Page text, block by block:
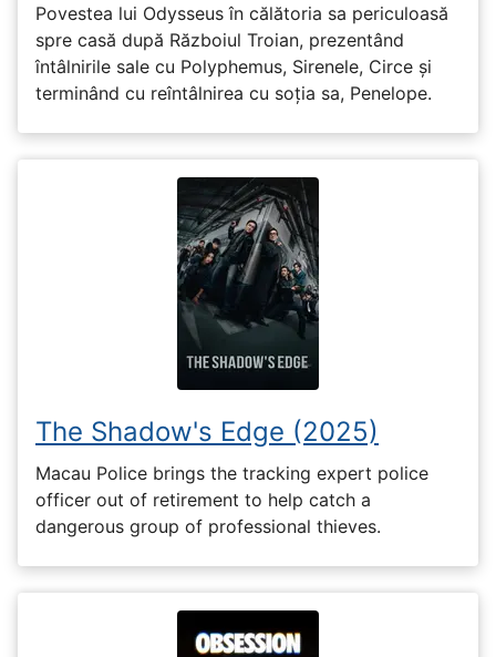
Povestea lui Odysseus în călătoria sa periculoasă
spre casă după Războiul Troian, prezentând
întâlnirile sale cu Polyphemus, Sirenele, Circe și
terminând cu reîntâlnirea cu soția sa, Penelope.
The Shadow's Edge (2025)
Macau Police brings the tracking expert police
officer out of retirement to help catch a
dangerous group of professional thieves.